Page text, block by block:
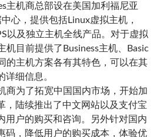
主机商总部设在美国加利福尼亚
心，提供包括Linux虚拟主机，
以及独立主机全线产品。对于虚拟
机目前提供了Business主机、Basic
的主机方案各有其特色，可以在其
详细信息。
商为了拓宽中国国内市场，开始加
，陆续推出了中文网站以及支付宝
用户的购买和咨询。另外针对国内
码，降低用户的购买成本，体验优